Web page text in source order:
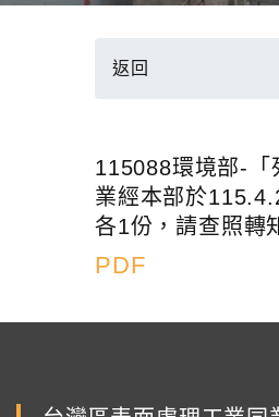
返回
115088環境部-「
業經本部於
各1份，請查照轉
PDF